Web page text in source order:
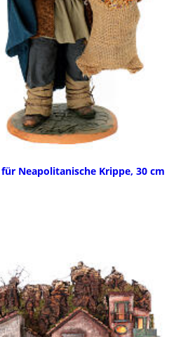
Neapolitanische Krippe, 30 cm